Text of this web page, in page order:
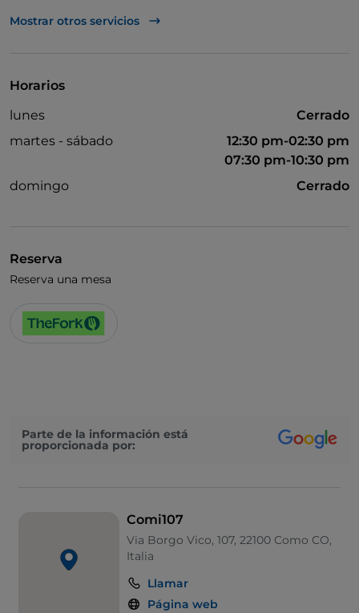
Acceso para inválidos
Mostrar otros servicios
Horarios
lunes
Cerrado
martes - sábado
12:30 pm-02:30 pm
07:30 pm-10:30 pm
domingo
Cerrado
Reserva
Reserva una mesa
Parte de la información está
proporcionada por:
Comi107
Via Borgo Vico, 107, 22100 Como CO,
Italia
Llamar
Página web